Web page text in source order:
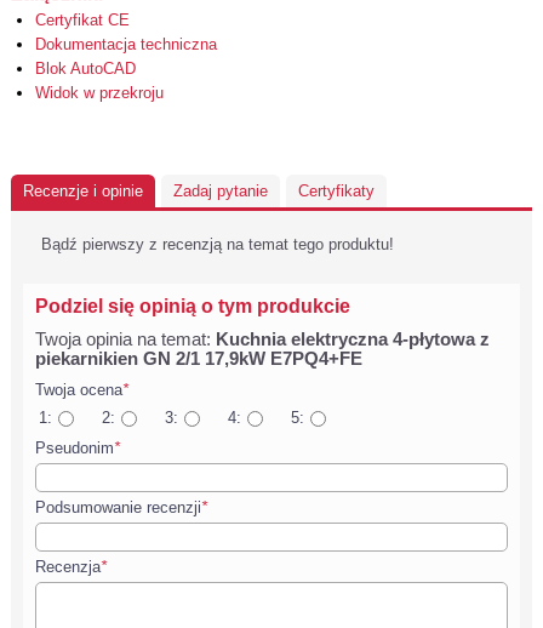
Certyfikat CE
Dokumentacja techniczna
Blok AutoCAD
Widok w przekroju
Recenzje i opinie Zadaj pytanie Certyfikaty
Bądź pierwszy z recenzją na temat tego produktu!
Podziel się opinią o tym produkcie
Twoja opinia na temat: Kuchnia elektryczna 4-płytowa z
piekarnikien GN 2/1 17,9kW E7PQ4+FE
Twoja ocena*
1:
2: 3: 4:
5:
Pseudonim*
Podsumowanie recenzji*
Recenzja*